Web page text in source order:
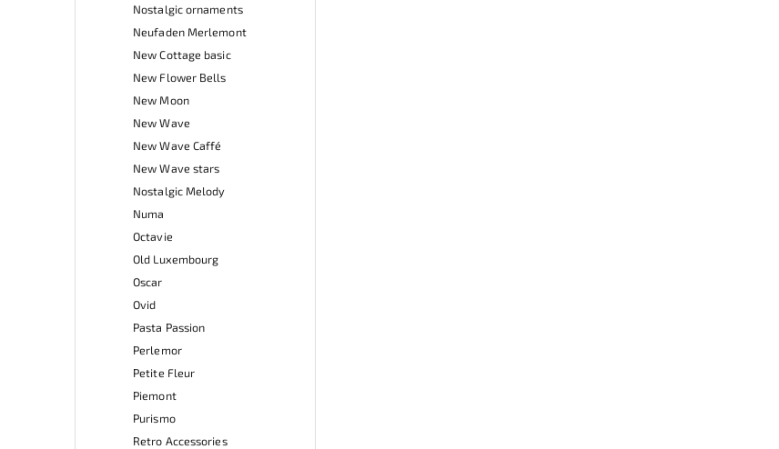
Nostalgic ornaments
Neufaden Merlemont
New Cottage basic
New Flower Bells
New Moon
New Wave
New Wave Caffé
New Wave stars
Nostalgic Melody
Numa
Octavie
Old Luxembourg
Oscar
Ovid
Pasta Passion
Perlemor
Petite Fleur
Piemont
Purismo
Retro Accessories